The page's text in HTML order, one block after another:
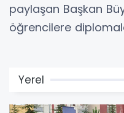
paylaşan Başkan
öğrencilere
Yerel